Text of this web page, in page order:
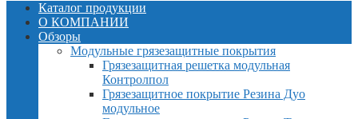
Каталог продукции
О КОМПАНИИ
Обзоры
Модульные грязезащитные покрытия
Грязезащитная решетка модульная
Контролпол
Грязезащитное покрытие Резина Дуо
модульное